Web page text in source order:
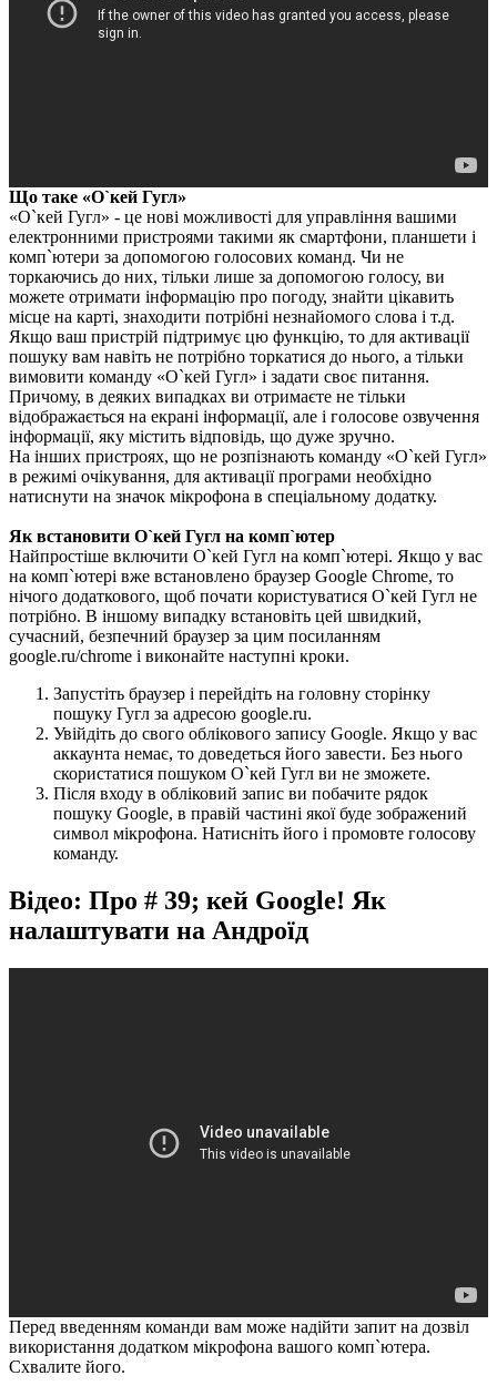
Що таке «О`кей Гугл»
«О`кей Гугл» - це нові можливості для управління вашими
електронними пристроями такими як смартфони, планшети і
комп`ютери за допомогою голосових команд. Чи не
торкаючись до них, тільки лише за допомогою голосу, ви
можете отримати інформацію про погоду, знайти цікавить
місце на карті, знаходити потрібні незнайомого слова і т.д.
Якщо ваш пристрій підтримує цю функцію, то для активації
пошуку вам навіть не потрібно торкатися до нього, а тільки
вимовити команду «О`кей Гугл» і задати своє питання.
Причому, в деяких випадках ви отримаєте не тільки
відображається на екрані інформації, але і голосове озвучення
інформації, яку містить відповідь, що дуже зручно.
На інших пристроях, що не розпізнають команду «О`кей Гугл»
в режимі очікування, для активації програми необхідно
натиснути на значок мікрофона в спеціальному додатку.
Як встановити О`кей Гугл на комп`ютер
Найпростіше включити О`кей Гугл на комп`ютері. Якщо у вас
на комп`ютері вже встановлено браузер Google Chrome, то
нічого додаткового, щоб почати користуватися О`кей Гугл не
потрібно. В іншому випадку встановіть цей швидкий,
сучасний, безпечний браузер за цим посиланням
google.ru/chrome і виконайте наступні кроки.
Запустіть браузер і перейдіть на головну сторінку
пошуку Гугл за адресою google.ru.
Увійдіть до свого облікового запису Google. Якщо у вас
аккаунта немає, то доведеться його завести. Без нього
скористатися пошуком О`кей Гугл ви не зможете.
Після входу в обліковий запис ви побачите рядок
пошуку Google, в правій частині якої буде зображений
символ мікрофона. Натисніть його і промовте голосову
команду.
Відео: Про # 39; кей Google! Як
налаштувати на Андроїд
Перед введенням команди вам може надійти запит на дозвіл
використання додатком мікрофона вашого комп`ютера.
Схвалите його.